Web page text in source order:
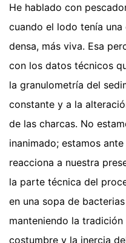
He hablado con
cuando el lodo tenía
densa, más viva. Esa
con los datos técnicos
la granulometría del
constante y a la
de las charcas. No
inanimado; estamos
reacciona a nuestra
la parte técnica del
en una sopa de
manteniendo la
costumbre y la inercia